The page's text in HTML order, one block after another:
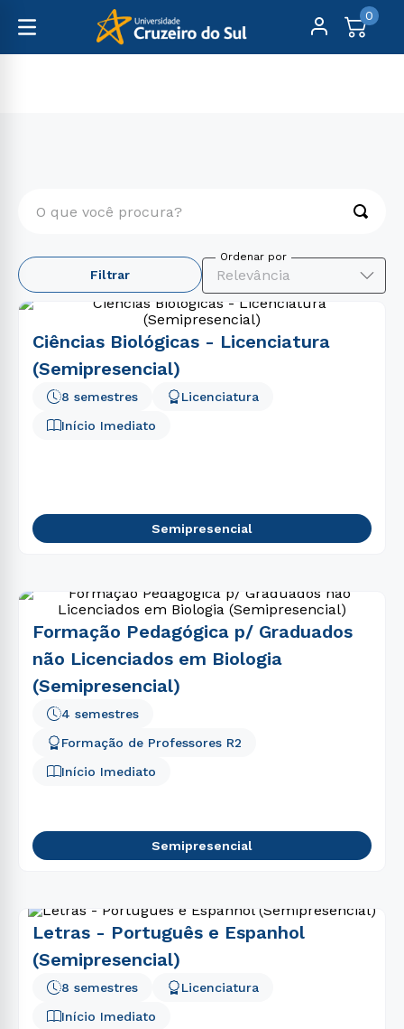
0
Filtrar Relevância
Ciências Biológicas - Licenciatura
(Semipresencial)
Licenciatura
Início Imediato
8 semestres
Semipresencial
Formação Pedagógica p/ Graduados
não Licenciados em Biologia
(Semipresencial)
4 semestres
Formação de Professores R2
Início Imediato
Semipresencial
Letras - Português e Espanhol
(Semipresencial)
8 semestres
Licenciatura
Início Imediato
TERMOS MAIS BUSCADOS
psicologia
2º
engenharia
3º
enfermagem
5º
gestão
9º
medicina